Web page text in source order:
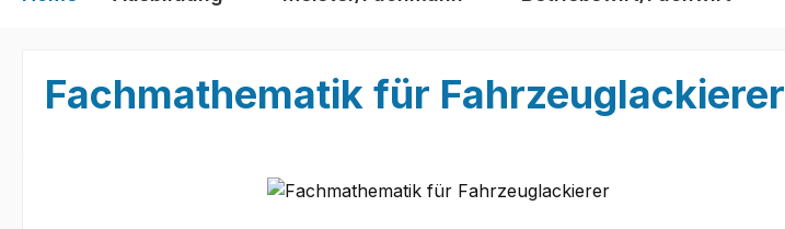
Fachmathematik für Fahrzeuglackierer